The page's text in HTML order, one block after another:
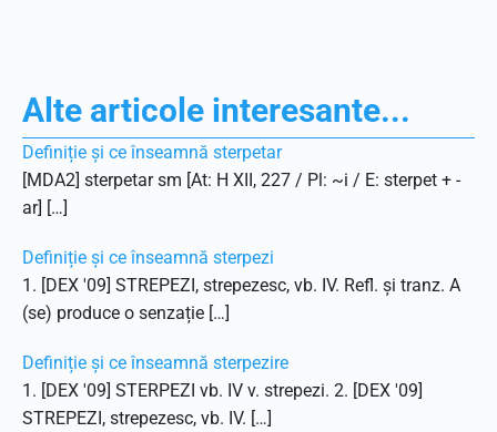
Alte articole interesante...
Definiție și ce înseamnă sterpetar
[MDA2] sterpetar sm [At: H XII, 227 / Pl: ~i / E: sterpet + -
ar] […]
Definiție și ce înseamnă sterpezi
1. [DEX '09] STREPEZI, strepezesc, vb. IV. Refl. și tranz. A
(se) produce o senzație […]
Definiție și ce înseamnă sterpezire
1. [DEX '09] STERPEZI vb. IV v. strepezi. 2. [DEX '09]
STREPEZI, strepezesc, vb. IV. […]